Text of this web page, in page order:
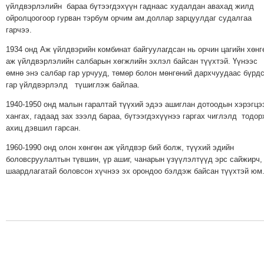
үйлдвэрлэлийн бараа бүтээгдэхүүн гаднаас худалдан авахад жилд
ойролцоогоор гурван тэрбум орчим ам.доллар зарцуулдаг судалгаа
гарчээ.
1934 онд Аж үйлдвэрийн комбинат байгуулагдсан нь орчин цагийн
аж үйлдвэрлэлийн салбарын хөгжлийн эхлэл байсан түүхтэй. Үүнээс
өмнө энэ салбар гар урчууд, төмөр болон мөнгөний дархчуудаас
гар үйлдвэрлэлд түшиглэж байлаа.
1940-1950 онд малын гаралтай түүхий эдээ ашиглан дотоодын
хангах, гадаад зах зээлд бараа, бүтээгдэхүүнээ гаргах чиглэлд
ахиц дэвшил гарсан.
1960-1990 онд олон хөнгөн аж үйлдвэр бий болж, түүхий эдийн
боловсруулалтын түвшин, үр ашиг, чанарын үзүүлэлтүүд эрс сайжирч,
шаардлагатай боловсон хүчнээ эх орондоо бэлдэж байсан түүхтэй юм.